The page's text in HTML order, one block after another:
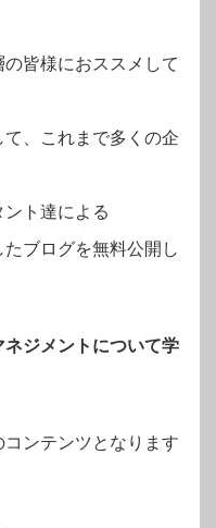
皆様におススメして
、これまで多くの企
ト達による
ブログを無料公開し
ジメントについて学
ンテンツとなります